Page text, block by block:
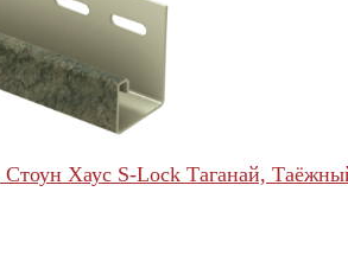
Хаус S-Lock Таганай,